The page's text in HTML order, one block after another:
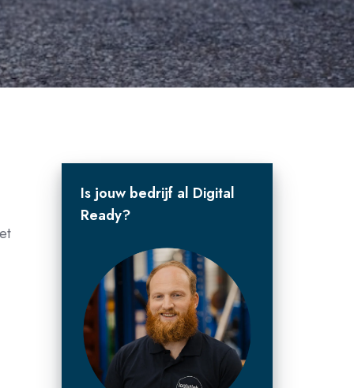
Is jouw bedrijf al Digital
Ready?